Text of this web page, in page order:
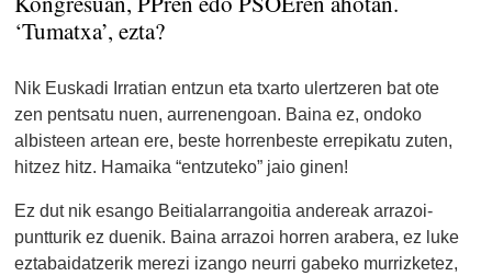
‘Tumatxa’, ezta?
Nik Euskadi Irratian entzun eta txarto ulertzeren bat ote
zen pentsatu nuen, aurrenengoan. Baina ez, ondoko
albisteen artean ere, beste horrenbeste errepikatu zuten,
hitzez hitz. Hamaika “entzuteko” jaio ginen!
Ez dut nik esango Beitialarrangoitia andereak arrazoi-
puntturik ez duenik. Baina arrazoi horren arabera, ez luke
eztabaidatzerik merezi izango neurri gabeko murrizketez,